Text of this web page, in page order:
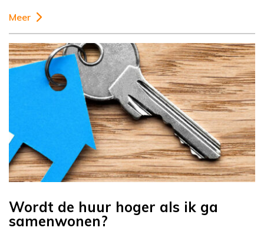
Meer
Wordt de huur hoger als ik ga
samenwonen?